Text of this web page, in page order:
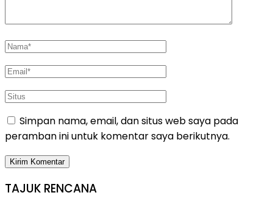
Simpan nama, email, dan situs web saya pada
peramban ini untuk komentar saya berikutnya.
TAJUK RENCANA